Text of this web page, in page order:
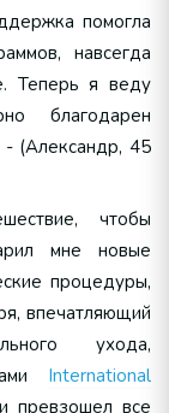
помогла
навсегда
Теперь я веду
благодарен
- (Александр, 45
чтобы
мне новые
процедуры,
впечатляющий
ухода,
International
превзошел все